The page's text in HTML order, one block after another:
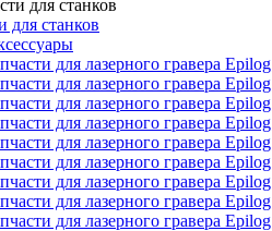
для станков
для лазерного гравера
для лазерного гравера
для лазерного гравера
для лазерного гравера
для лазерного гравера
для лазерного гравера
для лазерного гравера
для лазерного гравера
для лазерного гравера